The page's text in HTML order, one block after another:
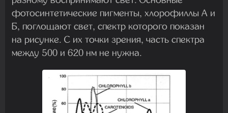
фотосинтетические пигменты, хлорофиллы А и
Б, поглощают свет, спектр которого показан
на рисунке. С их точки зрения, часть спектра
между 500 и 620 нм не нужна.